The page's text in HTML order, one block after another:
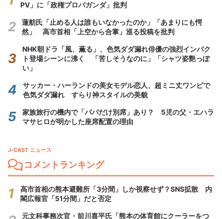
PV」に「政権プロパガンダ」批判
蓮舫氏「止める人は誰もいなかったのか」「あまりにも愕
然」 高市首相「上空から合掌」巡る投稿を批判
NHK朝ドラ「風、薫る」、色気ダダ漏れ俳優の強烈インパク
ト登場シーンに沸く 「苦しそうなのに」「シャツ姿艶っぽ
い」
サッカー・ハーランドの美女モデル恋人、超ミニ丈ワンピで
色気ダダ漏れ すらり神スタイルの美貌
家族旅行の機内で「パパだけ別席」あり？ 5児の父・エハラ
マサヒロが明かした座席配置の理由
J-CAST ニュース
コメントランキング
高市首相の熊本避難所「3分間」しか視察せず？SNS拡散 内
閣広報官「51分間」だと否定
元文科事務次官・前川喜平氏「熊本の体育館にクーラーをつ